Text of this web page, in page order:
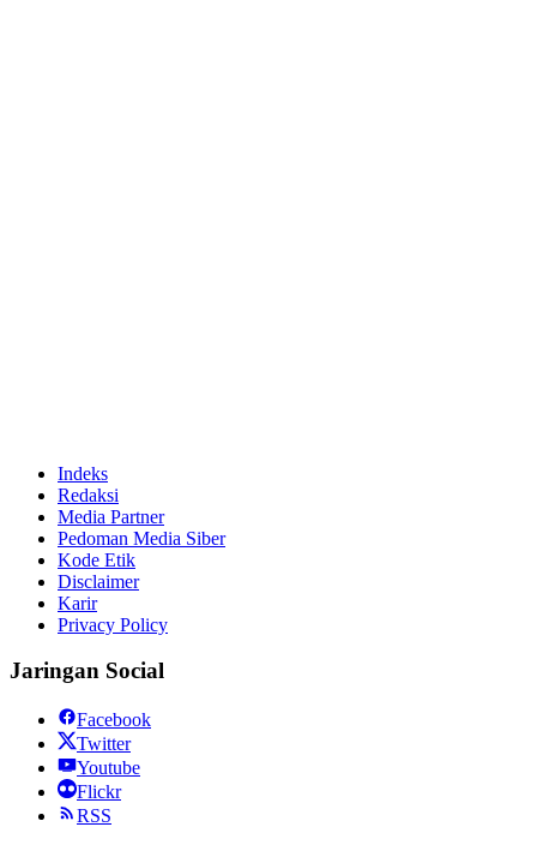
Indeks
Redaksi
Media Partner
Pedoman Media Siber
Kode Etik
Disclaimer
Karir
Privacy Policy
Jaringan Social
Facebook
Twitter
Youtube
Flickr
RSS